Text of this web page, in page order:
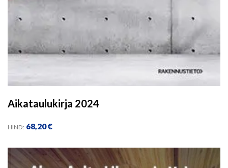
Aikataulukirja 2024
HIND: 68,20€